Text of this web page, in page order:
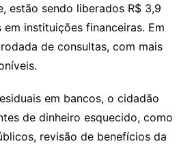
estão sendo liberados R$ 3,9
instituições financeiras. Em
de consultas, com mais
em bancos, o cidadão
de dinheiro esquecido, como
revisão de benefícios da